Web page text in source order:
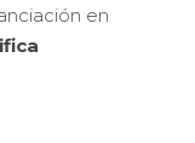
en